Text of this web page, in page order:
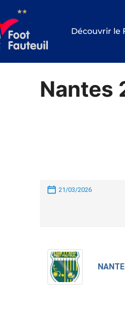
Découvrir le
Nantes
21/03/2026